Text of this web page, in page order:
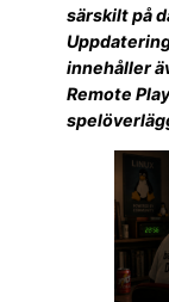
särskilt på
innehåller
Remote